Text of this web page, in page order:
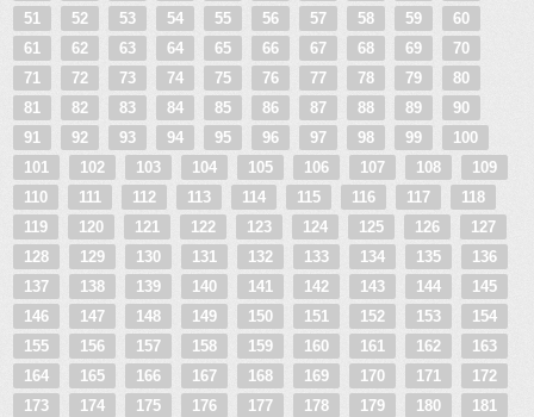
51
52 53 54 55 56 57 58 59
60
61
62 63 64 65 66 67 68 69
70
71
72 73 74 75 76 77 78 79
80
81
82 83 84 85 86 87 88 89
90
91
92 93 94 95 96 97 98 99
100
101
102 103 104 105 106 107 108
109
110
111 112 113 114 115 116 117
118
119
120 121 122 123 124 125 126
127
128
129 130 131 132 133 134 135
136
137
138 139 140 141 142 143 144
145
146
147 148 149 150 151 152 153
154
155
156 157 158 159 160 161 162
163
164
165 166 167 168 169 170 171
172
173
174 175 176 177 178 179 180
181